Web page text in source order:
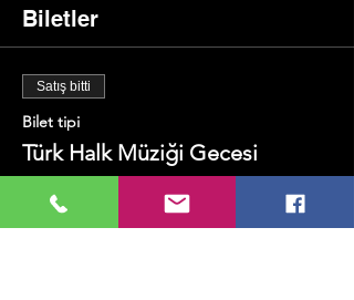
Biletler
Satış bitti
Bilet tipi
Türk Halk Müziği Gecesi
Fiyat
₺200,00